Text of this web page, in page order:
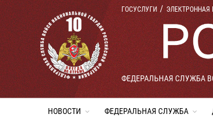
ГОСУСЛУГИ ЭЛЕКТРОННАЯ
ФЕДЕРАЛЬНАЯ СЛУЖБА
НОВОСТИ ФЕДЕРАЛЬНАЯ СЛУЖБА